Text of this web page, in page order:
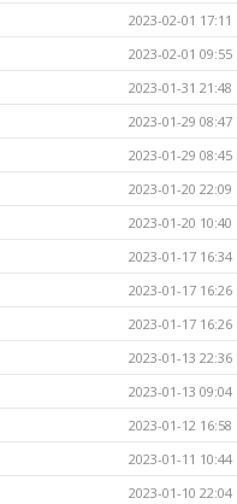
2023-02-01 17:11
2023-02-01 09:55
2023-01-31 21:48
2023-01-29 08:47
2023-01-29 08:45
2023-01-20 22:09
2023-01-20 10:40
2023-01-17 16:34
2023-01-17 16:26
2023-01-17 16:26
2023-01-13 22:36
2023-01-13 09:04
2023-01-12 16:58
2023-01-11 10:44
2023-01-10 22:04